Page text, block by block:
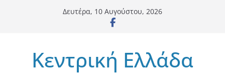
Δευτέρα, 10 Αυγούστου, 2026
Κεντρική Ελλάδα